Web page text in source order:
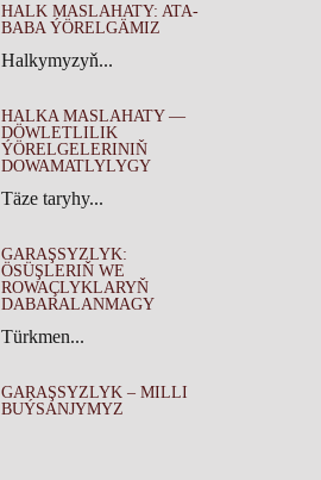
HALK MASLAHATY: ATA-
BABA ÝÖRELGÄMIZ
Halkymyzyň...
HALKA MASLAHATY —
DÖWLETLILIK
ÝÖRELGELERINIŇ
DOWAMATLYLYGY
Täze taryhy...
GARAŞSYZLYK:
ÖSÜŞLERIŇ WE
ROWAÇLYKLARYŇ
DABARALANMAGY
Türkmen...
GARAŞSYZLYK – MILLI
BUÝSANJYMYZ